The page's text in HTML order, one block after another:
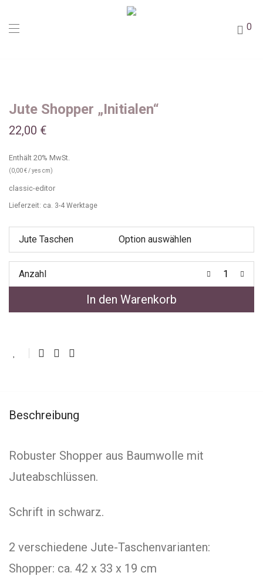
0
Jute Shopper „Initialen“
22,00 €
Enthält 20% MwSt.
(0,00€/ yes cm)
classic-editor
Lieferzeit: ca. 3-4 Werktage
Jute Taschen
Anzahl
In den Warenkorb
Beschreibung
Robuster Shopper aus Baumwolle mit
Juteabschlüssen.
Schrift in schwarz.
2 verschiedene Jute-Taschenvarianten:
Shopper: ca. 42 x 33 x 19 cm